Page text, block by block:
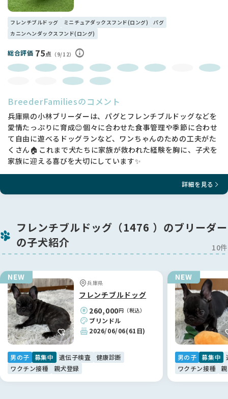
フレンチブルドッグ ミニチュアダックスフンド(ロング)
パグ
カニンヘンダックスフンド(ロング)
総合評価 75点 （9/12）
BreederFamiliesのコメント
兵庫県の小林ブリーダーは、パグとフレンチブルドッグなどを
愛情たっぷりに育成😊個々に合わせた食事管理や季節に合わせ
て自由に遊べるドッグランなど、ワンちゃんのための工夫がた
くさん🏠これまで犬たちに家族が救われた経験を胸に、子犬を
家族に迎える喜びを大切にしています✨
詳細を見る
フレンチブルドッグ（1476 ）のブリーダー
の子犬紹介
10件
兵庫県
フレンチブルドッグ
260,000円（税込）
ブリンドル
2026/06/06(61日)
男の子 募集中 遺伝子検査
健康診断
ワクチン接種
親犬登録
男の子 募集中
ワクチン接種